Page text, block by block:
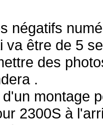
négatifs
va être de 5
des
.
montage
2300S à